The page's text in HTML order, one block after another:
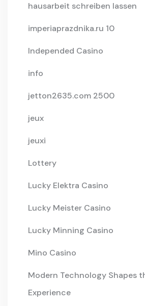
hausarbeit schreiben lassen
imperiaprazdnika.ru 10
Independed Casino
info
jetton2635.com 2500
jeux
jeuxi
Lottery
Lucky Elektra Casino
Lucky Meister Casino
Lucky Minning Casino
Mino Casino
Modern Technology Shapes
Experience